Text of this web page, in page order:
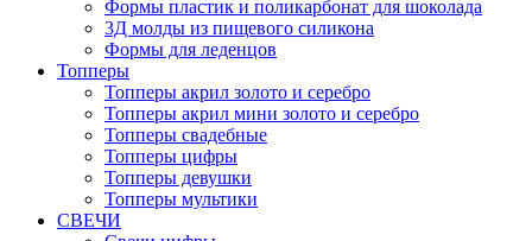
Формы пластик и поликарбонат для шоколада
3Д молды из пищевого силикона
Формы для леденцов
Топперы
Топперы акрил золото и серебро
Топперы акрил мини золото и серебро
Топперы свадебные
Топперы цифры
Топперы девушки
Топперы мультики
СВЕЧИ